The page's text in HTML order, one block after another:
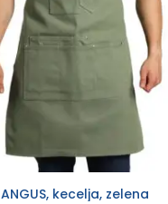
ANGUS, kecelja, zelena